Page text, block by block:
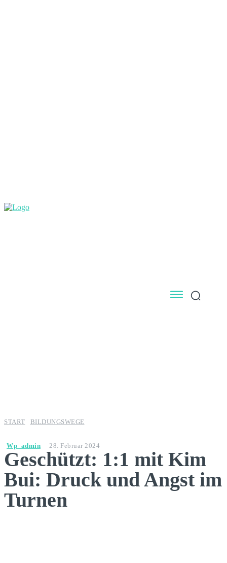
START BILDUNGSWEGE
Wp_admin 28. Februar 2024
Geschützt: 1:1 mit Kim
Bui: Druck und Angst im
Turnen